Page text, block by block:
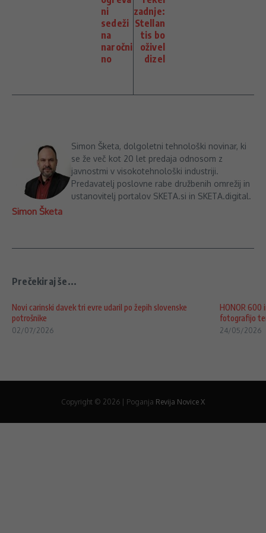
ni
sedeži
na
naročni
no
zadnje:
Stellan
tis bo
oživel
dizel
Simon Šketa
Simon Šketa, dolgoletni tehnološki novinar, ki
se že več kot 20 let predaja odnosom z
javnostmi v visokotehnološki industriji.
Predavatelj poslovne rabe družbenih omrežij in
ustanovitelj portalov SKETA.si in SKETA.digital.
Prečekiraj še...
Novi carinski davek tri evre udaril po žepih slovenske
potrošnike
02/07/2026
HONOR 600
fotografijo
24/05/2026
Copyright © 2026 | Poganja Revija Novice X